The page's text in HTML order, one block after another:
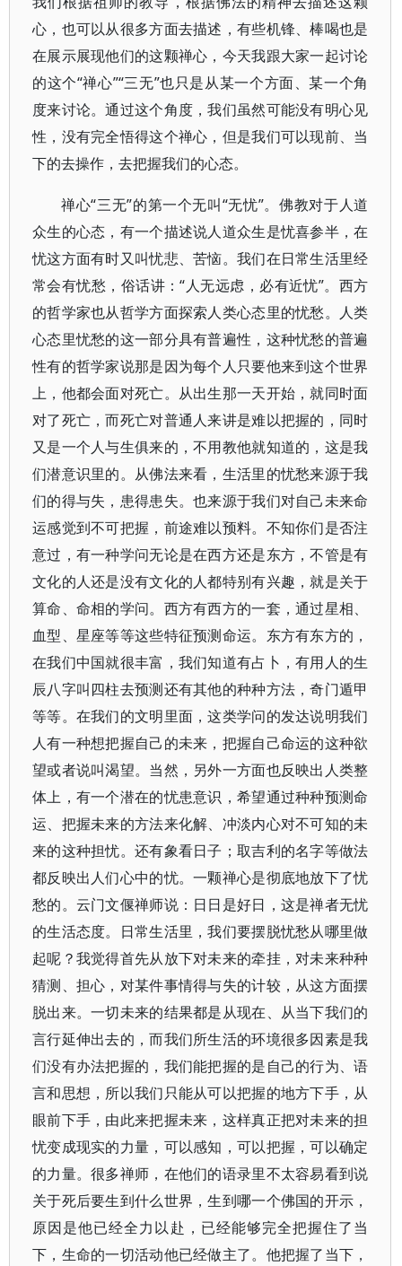
心，也可以从很多方面去描述，有些机锋、棒喝也是
在展示展现他们的这颗禅心，今天我跟大家一起讨论
的这个“禅心”“三无”也只是从某一个方面、某一个角
度来讨论。通过这个角度，我们虽然可能没有明心见
性，没有完全悟得这个禅心，但是我们可以现前、当
下的去操作，去把握我们的心态。
禅心“三无”的第一个无叫“无忧”。佛教对于人道
众生的心态，有一个描述说人道众生是忧喜参半，在
忧这方面有时又叫忧悲、苦恼。我们在日常生活里经
常会有忧愁，俗话讲：“人无远虑，必有近忧”。西方
的哲学家也从哲学方面探索人类心态里的忧愁。人类
心态里忧愁的这一部分具有普遍性，这种忧愁的普遍
性有的哲学家说那是因为每个人只要他来到这个世界
上，他都会面对死亡。从出生那一天开始，就同时面
对了死亡，而死亡对普通人来讲是难以把握的，同时
又是一个人与生俱来的，不用教他就知道的，这是我
们潜意识里的。从佛法来看，生活里的忧愁来源于我
们的得与失，患得患失。也来源于我们对自己未来命
运感觉到不可把握，前途难以预料。不知你们是否注
意过，有一种学问无论是在西方还是东方，不管是有
文化的人还是没有文化的人都特别有兴趣，就是关于
算命、命相的学问。西方有西方的一套，通过星相、
血型、星座等等这些特征预测命运。东方有东方的，
在我们中国就很丰富，我们知道有占卜，有用人的生
辰八字叫四柱去预测还有其他的种种方法，奇门遁甲
等等。在我们的文明里面，这类学问的发达说明我们
人有一种想把握自己的未来，把握自己命运的这种欲
望或者说叫渴望。当然，另外一方面也反映出人类整
体上，有一个潜在的忧患意识，希望通过种种预测命
运、把握未来的方法来化解、冲淡内心对不可知的未
来的这种担忧。还有象看日子；取吉利的名字等做法
都反映出人们心中的忧。一颗禅心是彻底地放下了忧
愁的。云门文偃禅师说：日日是好日，这是禅者无忧
的生活态度。日常生活里，我们要摆脱忧愁从哪里做
起呢？我觉得首先从放下对未来的牵挂，对未来种种
猜测、担心，对某件事情得与失的计较，从这方面摆
脱出来。一切未来的结果都是从现在、从当下我们的
言行延伸出去的，而我们所生活的环境很多因素是我
们没有办法把握的，我们能把握的是自己的行为、语
言和思想，所以我们只能从可以把握的地方下手，从
眼前下手，由此来把握未来，这样真正把对未来的担
忧变成现实的力量，可以感知，可以把握，可以确定
的力量。很多禅师，在他们的语录里不太容易看到说
关于死后要生到什么世界，生到哪一个佛国的开示，
原因是他已经全力以赴，已经能够完全把握住了当
下，生命的一切活动他已经做主了。他把握了当下，